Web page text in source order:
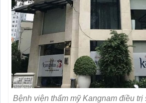
Bệnh viện thẩm mỹ Kangnam điều